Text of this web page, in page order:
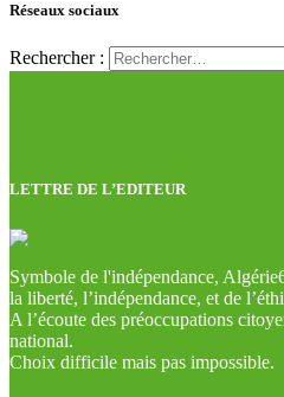
Réseaux sociaux
Rechercher :
LETTRE DE L’EDITEUR
Symbole de l'indépendance,
la liberté, l’indépendance, et de
A l’écoute des préoccupations
national.
Choix difficile mais pas impossible.